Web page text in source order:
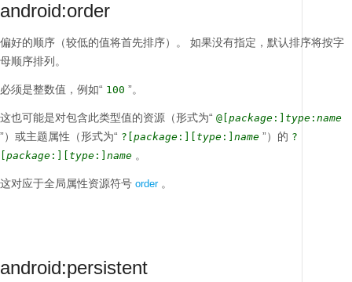
android:order
偏好的顺序（较低的值将首先排序）。
如果没有指定，默认排序将按字
母顺序排列。
必须是整数值，例如“ 100 ”。
这也可能是对包含此类型值的资源（形式为“ @[ package :] type : name
”）或主题属性（形式为“ ?[ package :][ type :] name ”）的 ?
package :][ type :] name 。
这对应于全局属性资源符号 order。
android:persistent